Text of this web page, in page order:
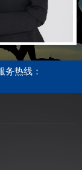
务热线：